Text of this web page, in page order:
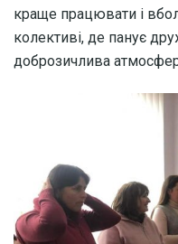
краще працювати і
колективі, де панує
доброзичлива